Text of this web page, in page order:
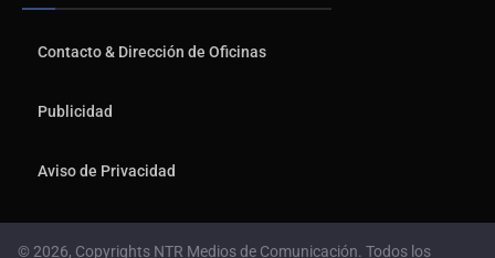
Contacto & Dirección de Oficinas
Publicidad
Aviso de Privacidad
© 2026, Copyrights NTR Medios de Comunicación. Todos los